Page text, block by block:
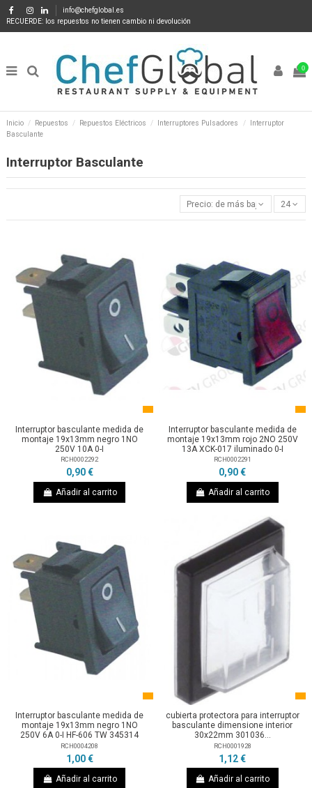
info@chefglobal.es
RECUERDE: los repuestos no tienen cambio ni devolución
0
Inicio Repuestos Repuestos Eléctricos Interruptores Pulsadores
Interruptor
Basculante
Interruptor Basculante
Precio: de más bajo a más alto
24
Interruptor basculante medida de
montaje 19x13mm negro 1NO
250V 10A 0-I
RCH0002292
0,90 €
Añadir al carrito
Interruptor basculante medida de
montaje 19x13mm rojo 2NO 250V
13A XCK-017 iluminado 0-I
RCH0002291
0,90 €
Añadir al carrito
Interruptor basculante medida de
montaje 19x13mm negro 1NO
250V 6A 0-I HF-606 TW 345314
RCH0004208
1,00 €
Añadir al carrito
cubierta protectora para interruptor
basculante dimensione interior
30x22mm 301036...
RCH0001928
1,12 €
Añadir al carrito